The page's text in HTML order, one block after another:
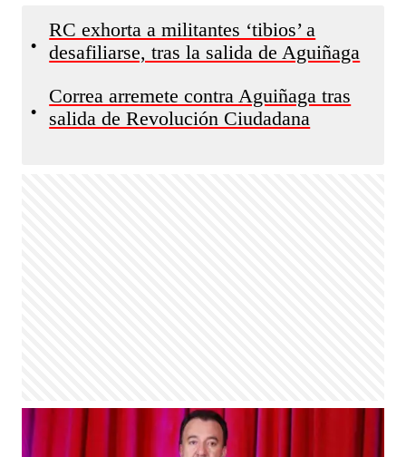
•
RC exhorta a militantes ‘tibios’ a
desafiliarse, tras la salida de Aguiñaga
•
Correa arremete contra Aguiñaga tras
salida de Revolución Ciudadana